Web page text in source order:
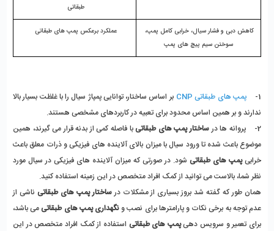
طبقاتی
سوختن سیم پیچ های پمپ
عملکرد برعکس پمپ های طبقاتی
1- پمپ های طبقاتی CNP
ندارند و بر همین اساس محدود برای تعبیه در کاربردهای مشخصی هستند.
2-    پروانه ها در
ساختار پمپ های طبقاتی
خرابی پمپ های طبقاتی
نظر شما، بالاست می توانید از کمک افراد متخصص در این زمینه استفاده کنید.
همان طور که گفته شد بروز بسیاری از مشکلات در ساختار پمپ های طبقاتی
عدم توجه به برخی نکات و پارامترها برای نصب و نگهداری پمپ های طبقاتی
برای تعمیر و سرویس دهی پمپ های طبقاتی